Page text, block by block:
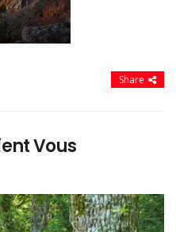
Share
Vous